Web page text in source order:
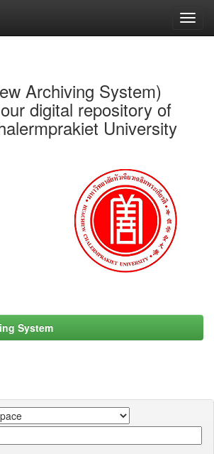
Archiving System)
digital repository of
University
System